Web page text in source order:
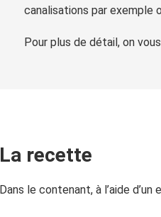
canalisations par exemple
Pour plus de détail, on
La recette
Dans le contenant, à l’aide d’un